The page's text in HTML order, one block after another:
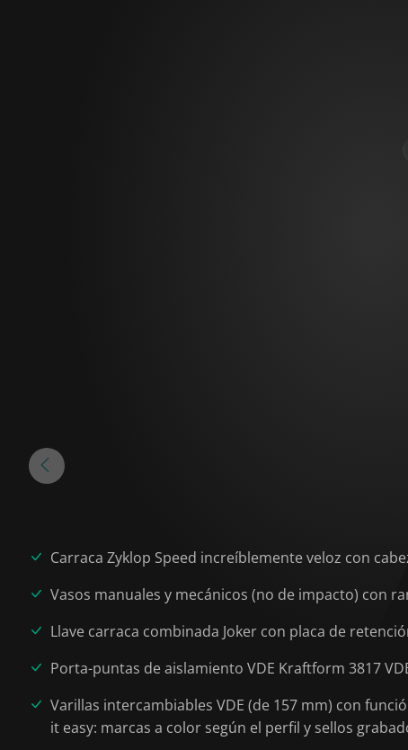
Carraca Zyklop Speed increíblemente veloz con
Vasos manuales y mecánicos (no de impacto) con
Llave carraca combinada Joker con placa de
Porta-puntas de aislamiento VDE Kraftform 3817
Varillas intercambiables VDE (de 157 mm) con
it easy: marcas a color según el perfil y sellos